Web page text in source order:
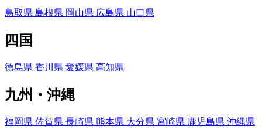
鳥取県 島根県 岡山県 広島県 山口県
四国
徳島県 香川県 愛媛県 高知県
九州・沖縄
福岡県 佐賀県 長崎県 熊本県 大分県 宮崎県 鹿児島県 沖縄県